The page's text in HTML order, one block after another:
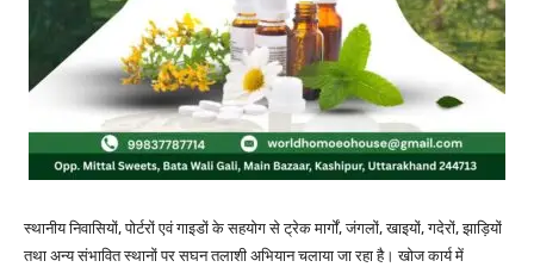
स्थानीय निवासियों, पोर्टरों एवं गाइडों के सहयोग से ट्रेक मार्गों, जंगलों, खाइयों, गदेरों, झाड़ियों
तथा अन्य संभावित स्थानों पर सघन तलाशी अभियान चलाया जा रहा है। खोज कार्य में